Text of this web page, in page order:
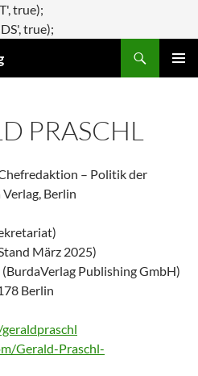
true);
true);
PRASCHL
– Politik der
Berlin
März 2025)
Publishing GmbH)
Berlin
Gerald-Praschl-